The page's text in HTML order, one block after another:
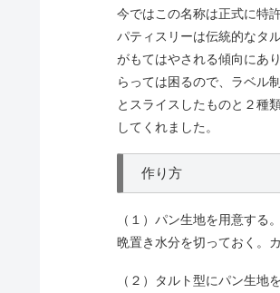
今ではこの名称は正式に特
パティスリーは伝統的なタ
がもてはやされる傾向にあ
らっては困るので、ラベル
とスライスしたものと２種
してくれました。
作り方
（１）パン生地を用意す
晩置き水分を切っておく。
（２）タルト型にパン生